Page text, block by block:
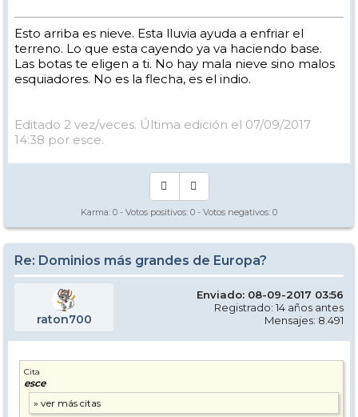
Esto arriba es nieve. Esta lluvia ayuda a enfriar el
terreno. Lo que esta cayendo ya va haciendo base.
Las botas te eligen a ti. No hay mala nieve sino malos
esquiadores. No es la flecha, es el indio.
Editado 2 vez/veces. Última edición el 07/09/2017
14:38 por esce.
Karma: 0 - Votos positivos: 0 - Votos negativos: 0
Re: Dominios más grandes de Europa?
raton700
Enviado: 08-09-2017 03:56
Registrado: 14 años antes
Mensajes: 8.491
Cita
esce